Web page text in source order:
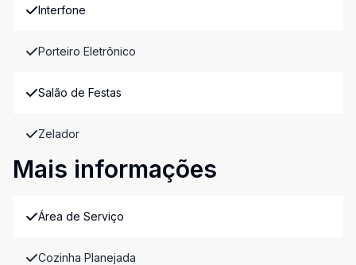
Interfone
Porteiro Eletrônico
Salão de Festas
Zelador
Mais informações
Área de Serviço
Cozinha Planejada